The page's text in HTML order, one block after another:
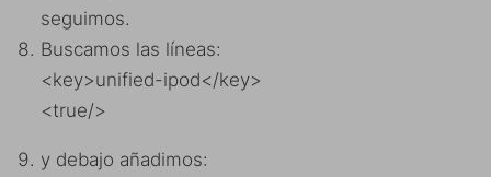
seguimos.
Buscamos las líneas:
<key>unified-ipod</key>
<true/>
y debajo añadimos: